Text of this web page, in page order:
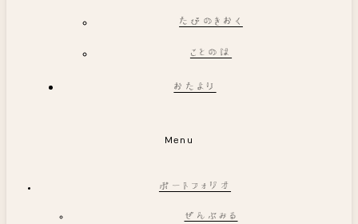
たびのきおく
ことのは
おたより
Menu
ポートフォリオ
ぜんぶみる